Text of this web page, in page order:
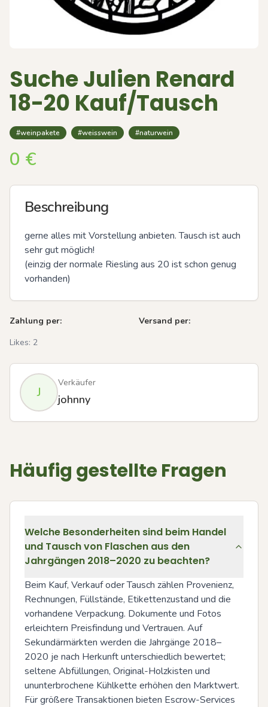
Suche Julien Renard
18-20 Kauf/Tausch
#weinpakete #weisswein #naturwein
0 €
Beschreibung
gerne alles mit Vorstellung anbieten. Tausch ist auch
sehr gut möglich!
(einzig der normale Riesling aus 20 ist schon genug
vorhanden)
Zahlung per:
Versand per:
Likes: 2
J
Verkäufer
johnny
Häufig gestellte Fragen
Welche Besonderheiten sind beim Handel
und Tausch von Flaschen aus den
Jahrgängen 2018–2020 zu beachten?
Beim Kauf, Verkauf oder Tausch zählen Provenienz,
Rechnungen, Füllstände, Etikettenzustand und die
vorhandene Verpackung. Dokumente und Fotos
erleichtern Preisfindung und Vertrauen. Auf
Sekundärmärkten werden die Jahrgänge 2018–
2020 je nach Herkunft unterschiedlich bewertet;
seltene Abfüllungen, Original-Holzkisten und
ununterbrochene Kühlkette erhöhen den Marktwert.
Für größere Transaktionen bieten Escrow-Services